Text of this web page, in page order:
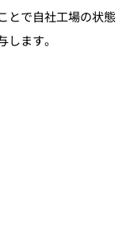
とで自社工場の状態
ます。